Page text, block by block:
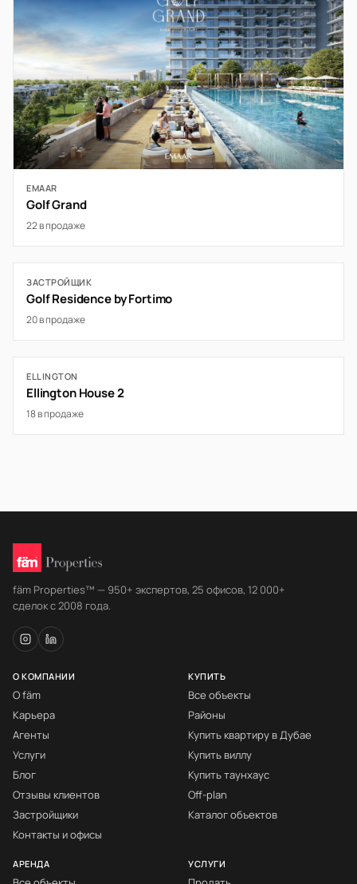
EMAAR
Golf Grand
22 в продаже
ЗАСТРОЙЩИК
Golf Residence by Fortimo
20 в продаже
ELLINGTON
Ellington House 2
18 в продаже
fäm Properties™ — 950+ экспертов, 25 офисов, 12 000+
сделок с 2008 года.
О КОМПАНИИ
О fäm
Карьера
Агенты
Услуги
Блог
Отзывы клиентов
Застройщики
Контакты и офисы
КУПИТЬ
Все объекты
Районы
Купить квартиру в Дубае
Купить виллу
Купить таунхаус
Off-plan
Каталог объектов
АРЕНДА УСЛУГИ